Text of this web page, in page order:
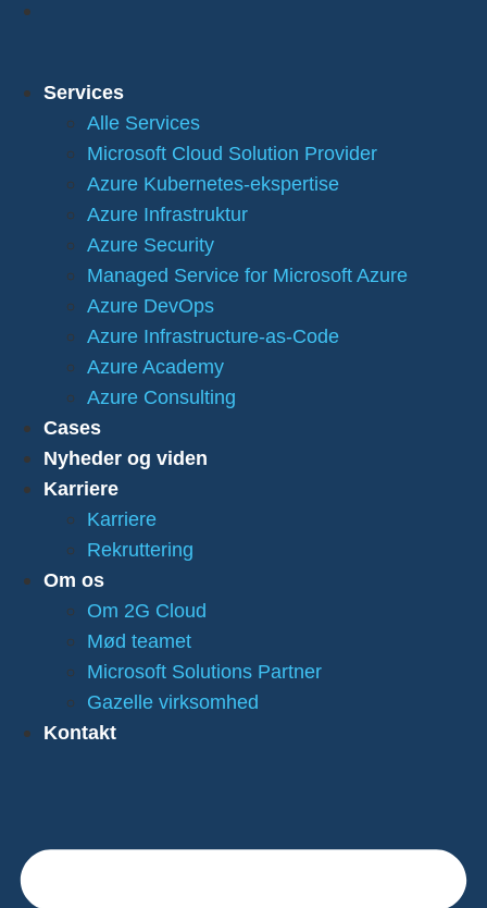
Services
Alle Services
Microsoft Cloud Solution Provider
Azure Kubernetes-ekspertise
Azure Infrastruktur
Azure Security
Managed Service for Microsoft Azure
Azure DevOps
Azure Infrastructure-as-Code
Azure Academy
Azure Consulting
Cases
Nyheder og viden
Karriere
Karriere
Rekruttering
Om os
Om 2G Cloud
Mød teamet
Microsoft Solutions Partner
Gazelle virksomhed
Kontakt